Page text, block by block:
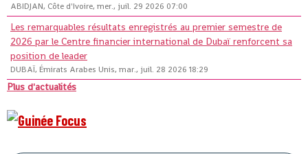
ABIDJAN, Côte d'Ivoire, mer., juil. 29 2026 07:00
Les remarquables résultats enregistrés au premier semestre de
2026 par le Centre financier international de Dubaï renforcent sa
position de leader
DUBAÏ, Émirats Arabes Unis, mar., juil. 28 2026 18:29
Plus d'actualités